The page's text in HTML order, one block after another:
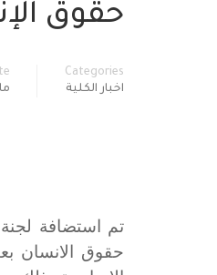
حقوق
Categories
اخبار الكلية
مايو
تم استضافة
حقوق الانسان